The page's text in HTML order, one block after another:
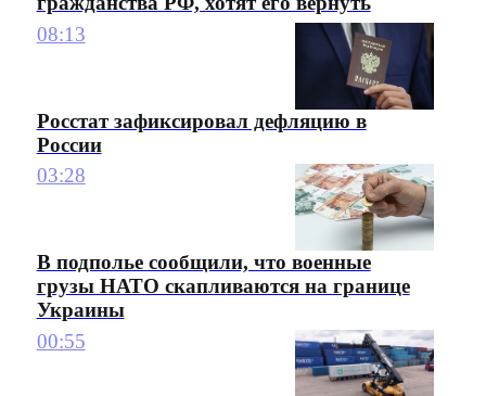
08:13
Росстат зафиксировал дефляцию в
России
03:28
В подполье сообщили, что военные
грузы НАТО скапливаются на границе
Украины
00:55